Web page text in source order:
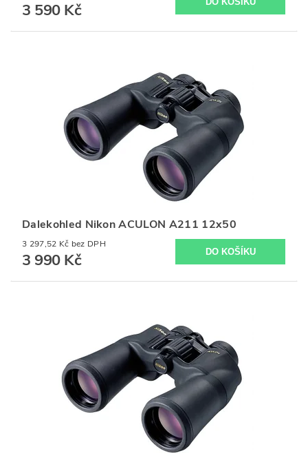
3 590 Kč
Dalekohled Nikon ACULON A211 12x50
3 297,52 Kč bez DPH
3 990 Kč